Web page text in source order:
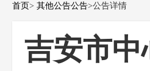
首页> 其他公告公告>公告详情
吉安市